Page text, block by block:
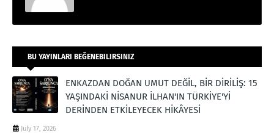
BU YAYINLARI BEĞENEBILIRSINIZ
ENKAZDAN DOĞAN UMUT DEĞİL, BİR DİRİLİŞ: 15
YAŞINDAKİ NİSANUR İLHAN'IN TÜRKİYE'Yİ
DERİNDEN ETKİLEYECEK HİKÂYESİ
July 17, 2026